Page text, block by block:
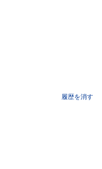
履歴を消す